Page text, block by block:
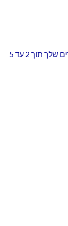
המשלוח שלנו מהיר ועד הבית, קבל את המוצרים שלך תוך 2 עד 5